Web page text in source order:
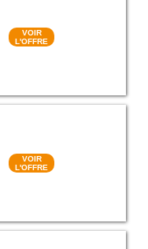
VOIR
L'OFFRE
VOIR
L'OFFRE